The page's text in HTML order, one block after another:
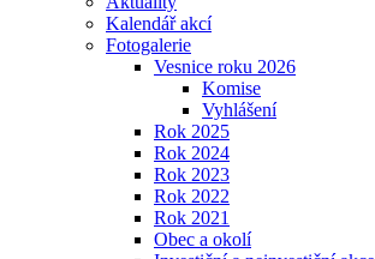
Kalendář akcí
Fotogalerie
Vesnice roku 2026
Komise
Vyhlášení
Rok 2025
Rok 2024
Rok 2023
Rok 2022
Rok 2021
Obec a okolí